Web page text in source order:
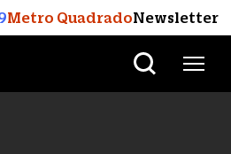
Metro QuadradoNewsletter